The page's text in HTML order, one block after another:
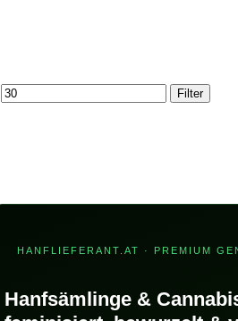
Max.
Preis
Filter
HANFLIEFERANT.AT · PREMIUM
Hanfsämlinge &